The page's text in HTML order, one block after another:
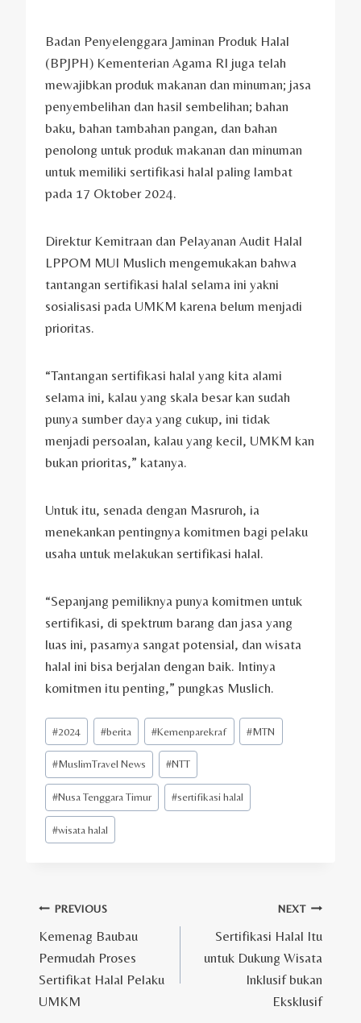
Badan Penyelenggara Jaminan Produk Halal
(BPJPH) Kementerian Agama RI juga telah
mewajibkan produk makanan dan minuman; jasa
penyembelihan dan hasil sembelihan; bahan
baku, bahan tambahan pangan, dan bahan
penolong untuk produk makanan dan minuman
untuk memiliki sertifikasi halal paling lambat
pada 17 Oktober 2024.
Direktur Kemitraan dan Pelayanan Audit Halal
LPPOM MUI Muslich mengemukakan bahwa
tantangan sertifikasi halal selama ini yakni
sosialisasi pada UMKM karena belum menjadi
prioritas.
“Tantangan sertifikasi halal yang kita alami
selama ini, kalau yang skala besar kan sudah
punya sumber daya yang cukup, ini tidak
menjadi persoalan, kalau yang kecil, UMKM kan
bukan prioritas,” katanya.
Untuk itu, senada dengan Masruroh, ia
menekankan pentingnya komitmen bagi pelaku
usaha untuk melakukan sertifikasi halal.
“Sepanjang pemiliknya punya komitmen untuk
sertifikasi, di spektrum barang dan jasa yang
luas ini, pasarnya sangat potensial, dan wisata
halal ini bisa berjalan dengan baik. Intinya
komitmen itu penting,” pungkas Muslich.
Post
Tags:
#2024 #berita #Kemenparekraf #MTN
#MuslimTravel News #NTT
#Nusa Tenggara Timur #sertifikasi halal
#wisata halal
Post
navigation
PREVIOUS
Kemenag Baubau
Permudah Proses
Sertifikat Halal Pelaku
UMKM
NEXT
Sertifikasi Halal Itu
untuk Dukung Wisata
Inklusif bukan
Eksklusif